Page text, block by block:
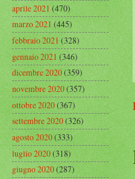
aprile 2021(470)
marzo 2021(445)
febbraio 2021(328)
gennaio 2021(346)
dicembre 2020(359)
novembre 2020(357)
ottobre 2020(367)
settembre 2020(326)
agosto 2020(333)
luglio 2020(318)
giugno 2020(287)